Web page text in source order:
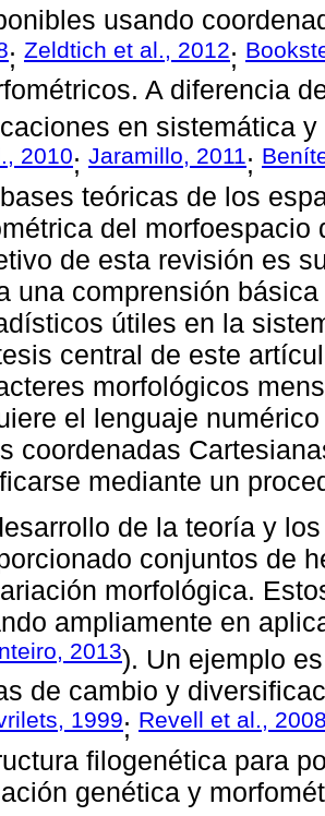
usando
; Zeldtich et al., 2012;
A diferencia
en sistemática
2010; Jaramillo, 2011;
teóricas de los
del
de esta revisión es
una comprensión
útiles en la
central de este
morfológicos
el lenguaje
coordenadas
mediante un
de la teoría y
conjuntos de
morfológica.
ampliamente en
2013). Un ejemplo
de cambio y
1999; Revell et al.,
filogenética para
genética y